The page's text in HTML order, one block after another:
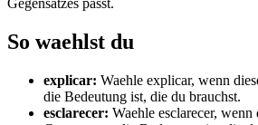
Gegensatzes passt.
So waehlst du
explicar: Waehle explicar, wenn
die Bedeutung ist, die du brauchst.
esclarecer: Waehle esclarecer, wenn